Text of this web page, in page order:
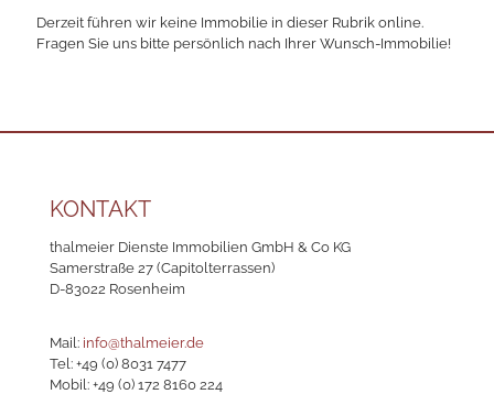
Derzeit führen wir keine Immobilie in dieser Rubrik online.
Fragen Sie uns bitte persönlich nach Ihrer Wunsch-Immobilie!
KONTAKT
thalmeier Dienste Immobilien GmbH & Co KG
Samerstraße 27 (Capitolterrassen)
D-83022 Rosenheim
Mail: info@thalmeier.de
Tel: +49 (0) 8031 7477
Mobil: +49 (0) 172 8160 224